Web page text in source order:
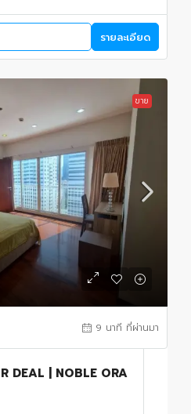
รายละเอียด
ขาย
9 นาที ที่ผ่านมา
DEAL | NOBLE ORA